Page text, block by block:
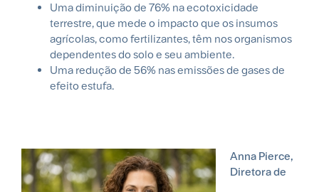
Uma diminuição de 76% na ecotoxicidade
terrestre, que mede o impacto que os insumos
agrícolas, como fertilizantes, têm nos organismos
dependentes do solo e seu ambiente.
Uma redução de 56% nas emissões de gases de
efeito estufa.
Anna Pierce,
Diretora de